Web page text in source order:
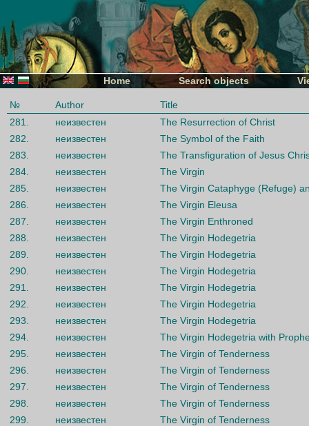
Home Search objects
№ Author
Title
281.
неизвестен
The Resurrection of Christ
282.
неизвестен
The Symbol of the Faith
283.
неизвестен
The Transfiguration of Jesus
284.
неизвестен
The Virgin
285.
неизвестен
The Virgin Cataphyge (Refuge)
286.
неизвестен
The Virgin Eleusa
287.
неизвестен
The Virgin Enthroned
288.
неизвестен
The Virgin Hodegetria
289.
неизвестен
The Virgin Hodegetria
290.
неизвестен
The Virgin Hodegetria
291.
неизвестен
The Virgin Hodegetria
292.
неизвестен
The Virgin Hodegetria
293.
неизвестен
The Virgin Hodegetria
294.
неизвестен
The Virgin Hodegetria with
295.
неизвестен
The Virgin of Tenderness
296.
неизвестен
The Virgin of Tenderness
297.
неизвестен
The Virgin of Tenderness
298.
неизвестен
The Virgin of Tenderness
299.
неизвестен
The Virgin of Tenderness